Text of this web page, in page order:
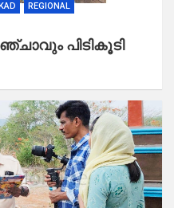
REGIONAL
പിടികൂടി